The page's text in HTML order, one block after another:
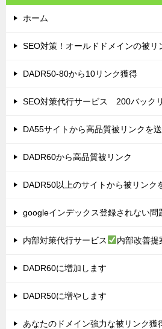
ホーム
SEO対策！オールドドメインの被リ
DADR50-80から10リンク獲得
SEO対策代行サービス 200バック
DA55サイトから高品質被リンクを
DADR60から高品質被リンク
DADR50以上のサイトから被リンク
googleインデックス登録されない問
内部対策代行サービス 内部改善提
DADR60に増加します
DADR50に増やします
あなたのドメイン強力な被リンク獲